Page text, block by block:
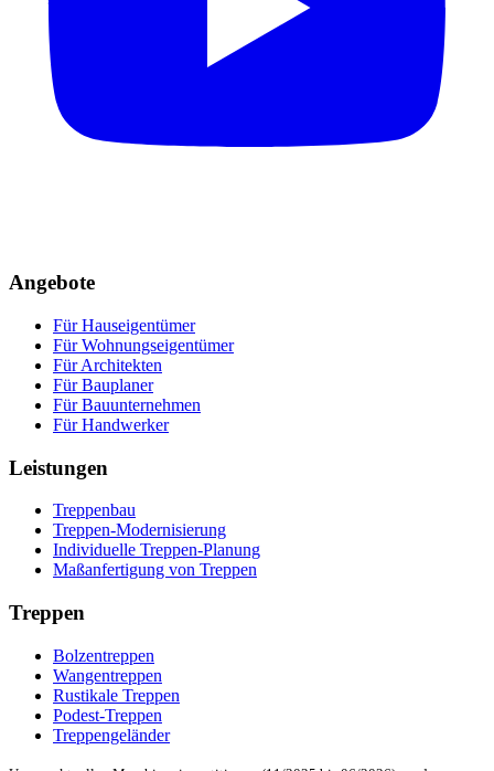
Angebote
Für Hauseigentümer
Für Wohnungseigentümer
Für Architekten
Für Bauplaner
Für Bauunternehmen
Für Handwerker
Leistungen
Treppenbau
Treppen-Modernisierung
Individuelle Treppen-Planung
Maßanfertigung von Treppen
Treppen
Bolzentreppen
Wangentreppen
Rustikale Treppen
Podest-Treppen
Treppengeländer